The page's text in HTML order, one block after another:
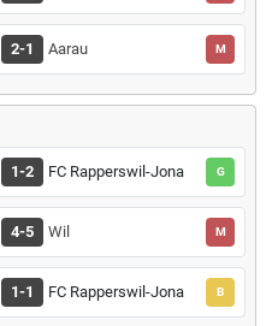
2-1 Aarau M
1-2 FC Rapperswil-Jona G
4-5 Wil M
1-1 FC Rapperswil-Jona B